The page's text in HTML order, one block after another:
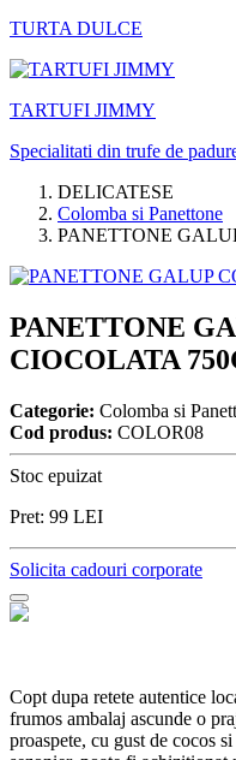
TURTA DULCE
TARTUFI JIMMY
Specialitati din trufe de
DELICATESE
Colomba si Panettone
PANETTONE
PANETTONE
CIOCOLATA
Categorie: Colomba si
Cod produs: COLOR08
Stoc epuizat
Pret: 99 LEI
Solicita cadouri corporate
Copt dupa retete autentice
frumos ambalaj ascunde o
proaspete, cu gust de cocos